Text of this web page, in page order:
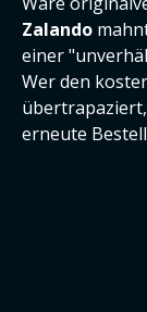
Zalando
einer
Wer den
erneute